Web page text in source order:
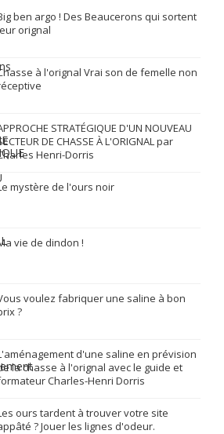
ben argo ! Des Beaucerons qui sortent
orignal
à l'orignal Vrai son de femelle non
STRATÉGIQUE D'UN NOUVEAU
DE CHASSE À L'ORIGNAL par
Henri-Dorris
mystère de l'ours noir
vie de dindon !
voulez fabriquer une saline à bon
?
d'une saline en prévision
la chasse à l'orignal avec le guide et
Charles-Henri Dorris
ours tardent à trouver votre site
? Jouer les lignes d'odeur.